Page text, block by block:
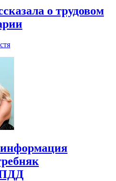
о трудовом
ПДД